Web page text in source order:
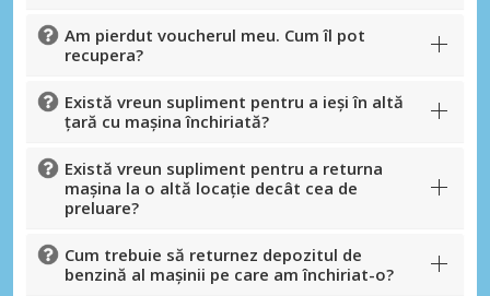
Am pierdut voucherul meu. Cum îl pot
recupera?
Există vreun supliment pentru a ieși în altă
țară cu mașina închiriată?
Există vreun supliment pentru a returna
mașina la o altă locație decât cea de
preluare?
Cum trebuie să returnez depozitul de
benzină al mașinii pe care am închiriat-o?